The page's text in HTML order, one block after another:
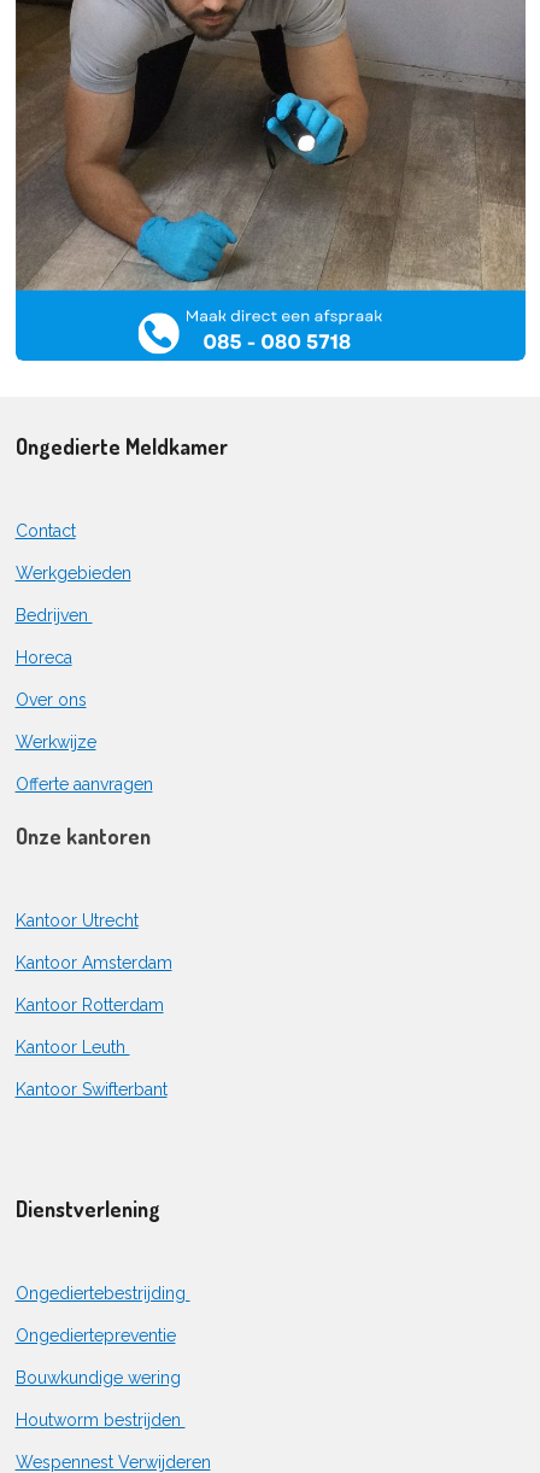
Ongedierte Meldkamer
Contact
Werkgebieden
Bedrijven
Horeca
Over ons
Werkwijze
Offerte aanvragen
Onze kantoren
Kantoor Utrecht
Kantoor Amsterdam
Kantoor Rotterdam
Kantoor Leuth
Kantoor Swifterbant
Dienstverlening
Ongediertebestrijding
Ongediertepreventie
Bouwkundige wering
Houtworm bestrijden
Wespennest Verwijderen